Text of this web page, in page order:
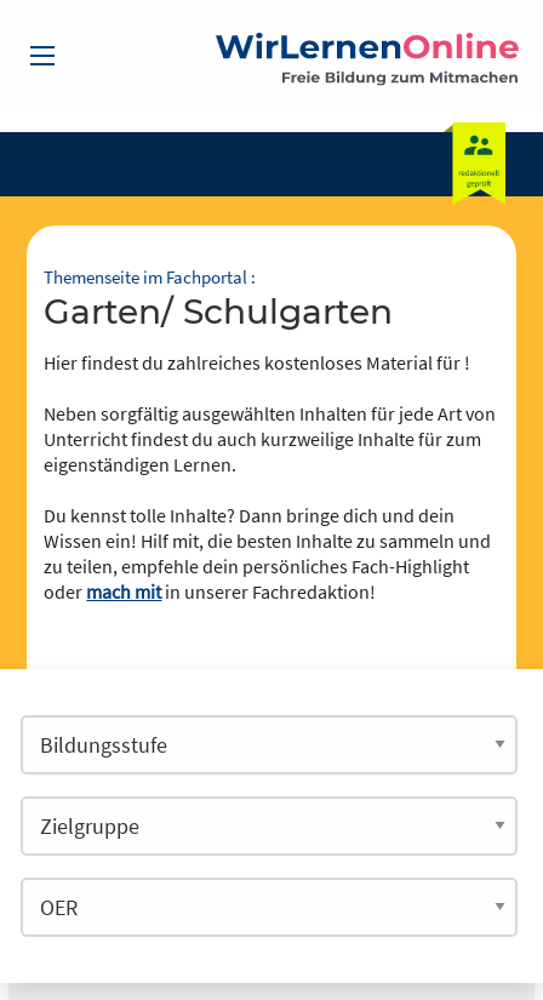
Themenseite im Fachportal :
Garten/ Schulgarten
Hier findest du zahlreiches kostenloses Material für !
Neben sorgfältig ausgewählten Inhalten für jede Art von
Unterricht findest du auch kurzweilige Inhalte für zum
eigenständigen Lernen.
Du kennst tolle Inhalte? Dann bringe dich und dein
Wissen ein! Hilf mit, die besten Inhalte zu sammeln und
zu teilen, empfehle dein persönliches Fach-Highlight
oder mach mitin unserer Fachredaktion!